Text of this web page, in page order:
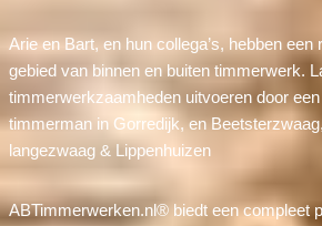
Arie en Bart, en hun collega’s, hebben een
gebied van binnen en buiten timmerwerk.
timmerwerkzaamheden uitvoeren door
timmerman in Gorredijk, en
langezwaag & Lippenhuizen
ABTimmerwerken.nl® biedt een compleet